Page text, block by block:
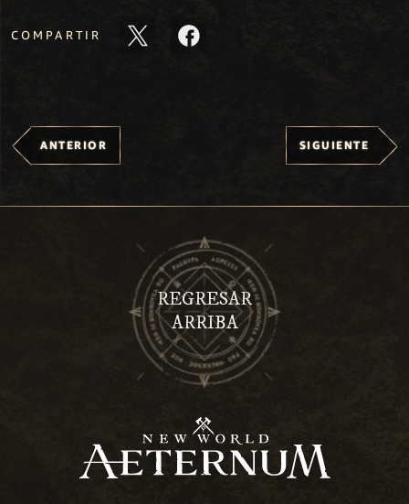
COMPARTIR
ANTERIOR SIGUIENTE
REGRESAR
ARRIBA